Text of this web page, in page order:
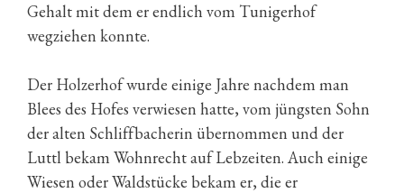
Gehalt mit dem er endlich vom Tunigerhof
wegziehen konnte.
Der Holzerhof wurde einige Jahre nachdem man
Blees des Hofes verwiesen hatte, vom jüngsten Sohn
der alten Schliffbacherin übernommen und der
Luttl bekam Wohnrecht auf Lebzeiten. Auch einige
Wiesen oder Waldstücke bekam er, die er